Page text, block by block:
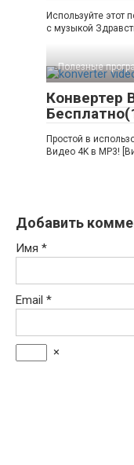
Используйте этот
с музыкой
Полезные
Конвертер
Простой в
Видео 4K в MP3!
Добавить
Имя *
Email *
×